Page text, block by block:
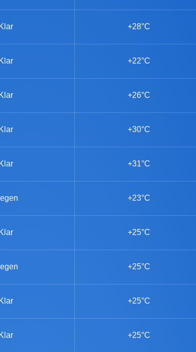
Klar +28°C
Klar +22°C
Klar +26°C
Klar +30°C
Klar +31°C
+23°C
Klar +25°C
+25°C
Klar +25°C
Klar +25°C